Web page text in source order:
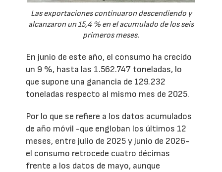
Las exportaciones continuaron descendiendo y
alcanzaron un 15,4 % en el acumulado de los seis
primeros meses.
En junio de este año, el consumo ha crecido
un 9 %, hasta las 1.562.747 toneladas, lo
que supone una ganancia de 129.232
toneladas respecto al mismo mes de 2025.
Por lo que se refiere a los datos acumulados
de año móvil -que engloban los últimos 12
meses, entre julio de 2025 y junio de 2026-
el consumo retrocede cuatro décimas
frente a los datos de mayo, aunque